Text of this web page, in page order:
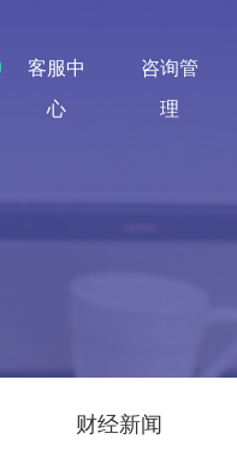
客服中
心
咨询管
理
财经新闻